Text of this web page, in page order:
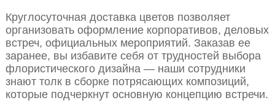
Круглосуточная доставка цветов позволяет
организовать оформление корпоративов, деловых
встреч, официальных мероприятий. Заказав ее
заранее, вы избавите себя от трудностей выбора
флористического дизайна — наши сотрудники
знают толк в сборке потрясающих композиций,
которые подчеркнут основную концепцию встречи.